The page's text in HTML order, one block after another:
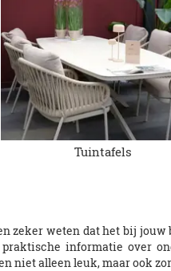
Tuintafels
weten dat het bij
informatie over
niet alleen leuk, maar ook